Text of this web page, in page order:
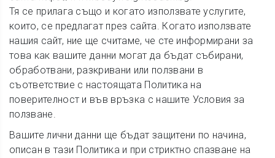
Тя се прилага също и когато използвате услугите,
които, се предлагат през сайта. Когато използвате
нашия сайт, ние ще считаме, че сте информирани за
това как вашите данни могат да бъдат събирани,
обработвани, разкривани или ползвани в
съответствие с настоящата Политика на
поверителност и във връзка с нашите Условия за
ползване.
Вашите лични данни ще бъдат защитени по начина,
описан в тази Политика и при стриктно спазване на